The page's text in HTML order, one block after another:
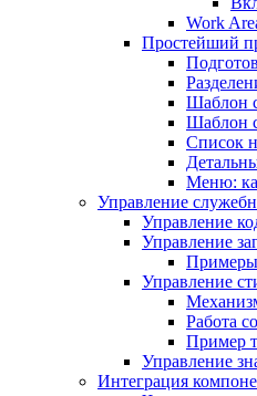
Work
Простейший
Шаблон
Шаблон
Список
Меню:
Управление
Управление
Управление
Управление
Работа
Пример
Управление
Интеграция